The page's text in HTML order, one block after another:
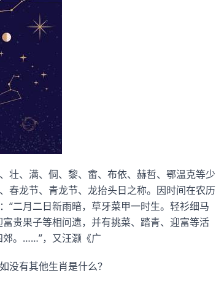
壮、满、侗、黎、畲、布依、赫哲、鄂温克等少
春龙节、青龙节、龙抬头日之称。因时间在农历
“二月二日新雨暗，草牙菜甲一时生。轻衫细马
贵果子等相问遗，并有挑菜、踏青、迎富等活
郊。……”，又汪灏《广
没有其他生肖是什么？